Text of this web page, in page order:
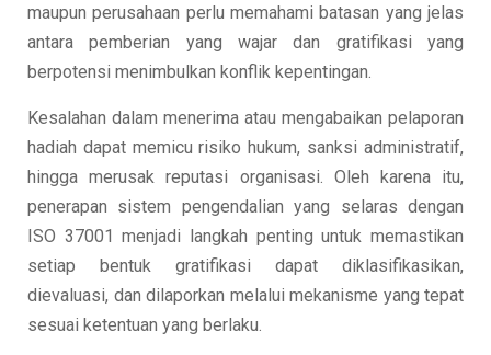
maupun perusahaan perlu memahami batasan yang jelas
antara pemberian yang wajar dan gratifikasi yang
berpotensi menimbulkan konflik kepentingan.
Kesalahan dalam menerima atau mengabaikan pelaporan
hadiah dapat memicu risiko hukum, sanksi administratif,
hingga merusak reputasi organisasi. Oleh karena itu,
penerapan sistem pengendalian yang selaras dengan
ISO 37001 menjadi langkah penting untuk memastikan
setiap bentuk gratifikasi dapat diklasifikasikan,
dievaluasi, dan dilaporkan melalui mekanisme yang tepat
sesuai ketentuan yang berlaku.